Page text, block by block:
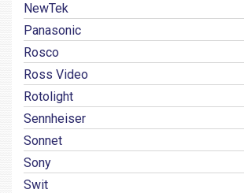
NewTek
Panasonic
Rosco
Ross Video
Rotolight
Sennheiser
Sonnet
Sony
Swit